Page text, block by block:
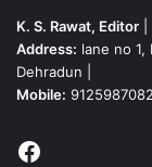
K. S. Rawat, Editor
Address: lane no 1,
Dehradun |
Mobile:
Facebook